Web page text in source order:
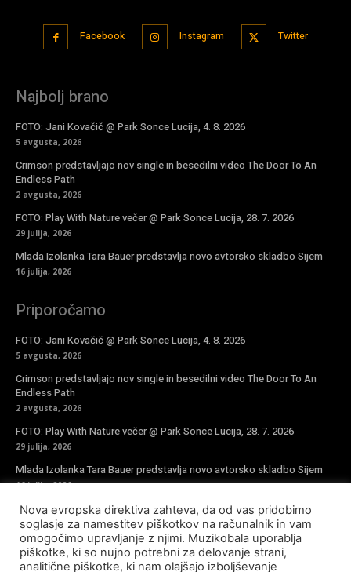
Facebook Instagram Twitter
Najbolj brano
FOTO: Jani Kovačič @ Park Sonce Lucija, 4. 8. 2026
5 avgusta, 2026
Crimson predstavljajo nov single in besedilni video The Door To An
Endless Path
2 avgusta, 2026
FOTO: Play With Nature večer @ Park Sonce Lucija, 28. 7. 2026
29 julija, 2026
Mlada Izolanka Tara Bauer predstavlja novo avtorsko skladbo Sijem
16 julija, 2026
Priporočamo
FOTO: Jani Kovačič @ Park Sonce Lucija, 4. 8. 2026
5 avgusta, 2026
Crimson predstavljajo nov single in besedilni video The Door To An
Endless Path
2 avgusta, 2026
FOTO: Play With Nature večer @ Park Sonce Lucija, 28. 7. 2026
29 julija, 2026
Mlada Izolanka Tara Bauer predstavlja novo avtorsko skladbo Sijem
16 julija, 2026
Vpiši se v novičke
Nova evropska direktiva zahteva, da od vas pridobimo
soglasje za namestitev piškotkov na računalnik in vam
omogočimo upravljanje z njimi. Muzikobala uporablja
piškotke, ki so nujno potrebni za delovanje strani,
analitične piškotke, ki nam olajšajo izboljševanje